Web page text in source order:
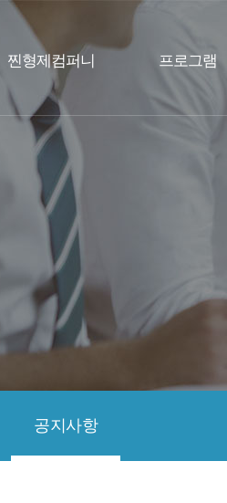
찐형제컴퍼니 프로그램
공지사항